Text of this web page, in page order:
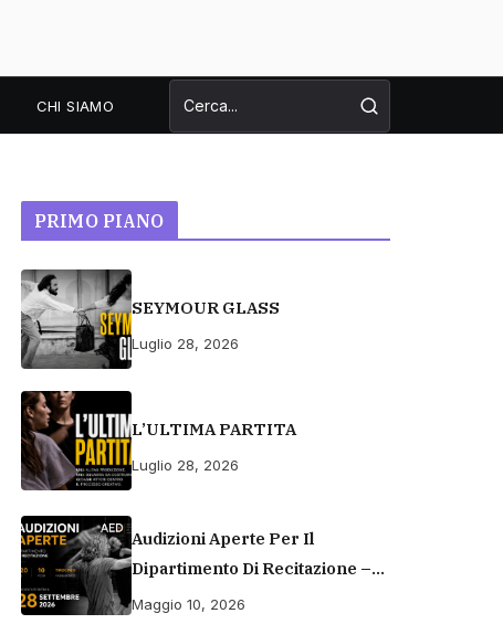
CHI SIAMO
PRIMO PIANO
SEYMOUR GLASS
Luglio 28, 2026
L’ULTIMA PARTITA
Luglio 28, 2026
Audizioni Aperte Per Il
Dipartimento Di Recitazione –
Accademia Europea Di Danza
Maggio 10, 2026